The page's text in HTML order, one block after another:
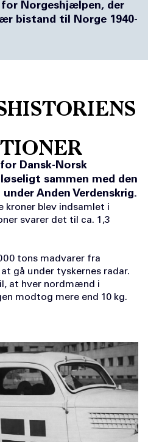
Norgeshjælpen, der
bistand til Norge 1940-
Dansk-Norsk
sammen med den
Anden Verdenskrig.
kroner blev indsamlet i
svarer det til ca. 1,3
tons madvarer fra
gå under tyskernes radar.
at hver nordmænd i
modtog mere end 10 kg.